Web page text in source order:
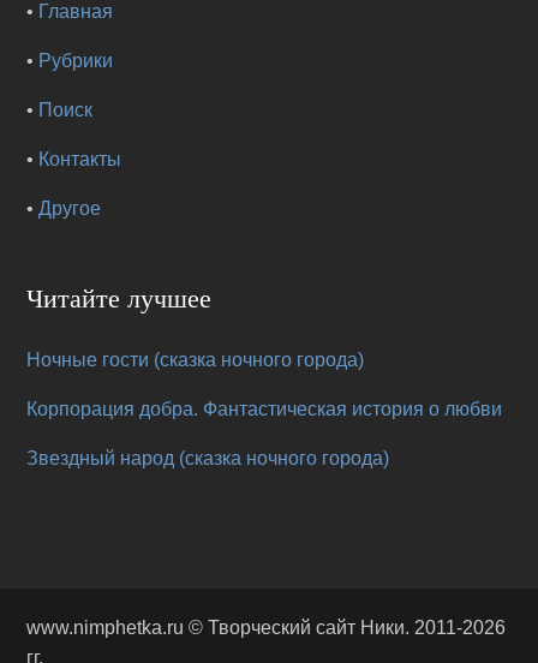
• Главная
• Рубрики
• Поиск
• Контакты
•Другое
Читайте лучшее
Ночные гости (сказка ночного города)
Корпорация добра. Фантастическая история о любви
Звездный народ (сказка ночного города)
www.nimphetka.ru ©Творческий сайт Ники. 2011-2026
гг.